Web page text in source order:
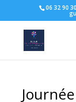
06 32 90